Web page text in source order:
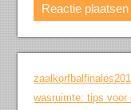
wasruimte: tips voor